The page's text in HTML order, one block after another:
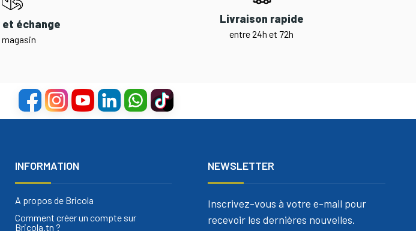
échange
magasin
Livraison rapide
entre 24h et 72h
INFORMATION
A propos de Bricola
Comment créer un compte sur
Bricola.tn ?
NEWSLETTER
Inscrivez-vous à votre e-mail pour
recevoir les dernières nouvelles.